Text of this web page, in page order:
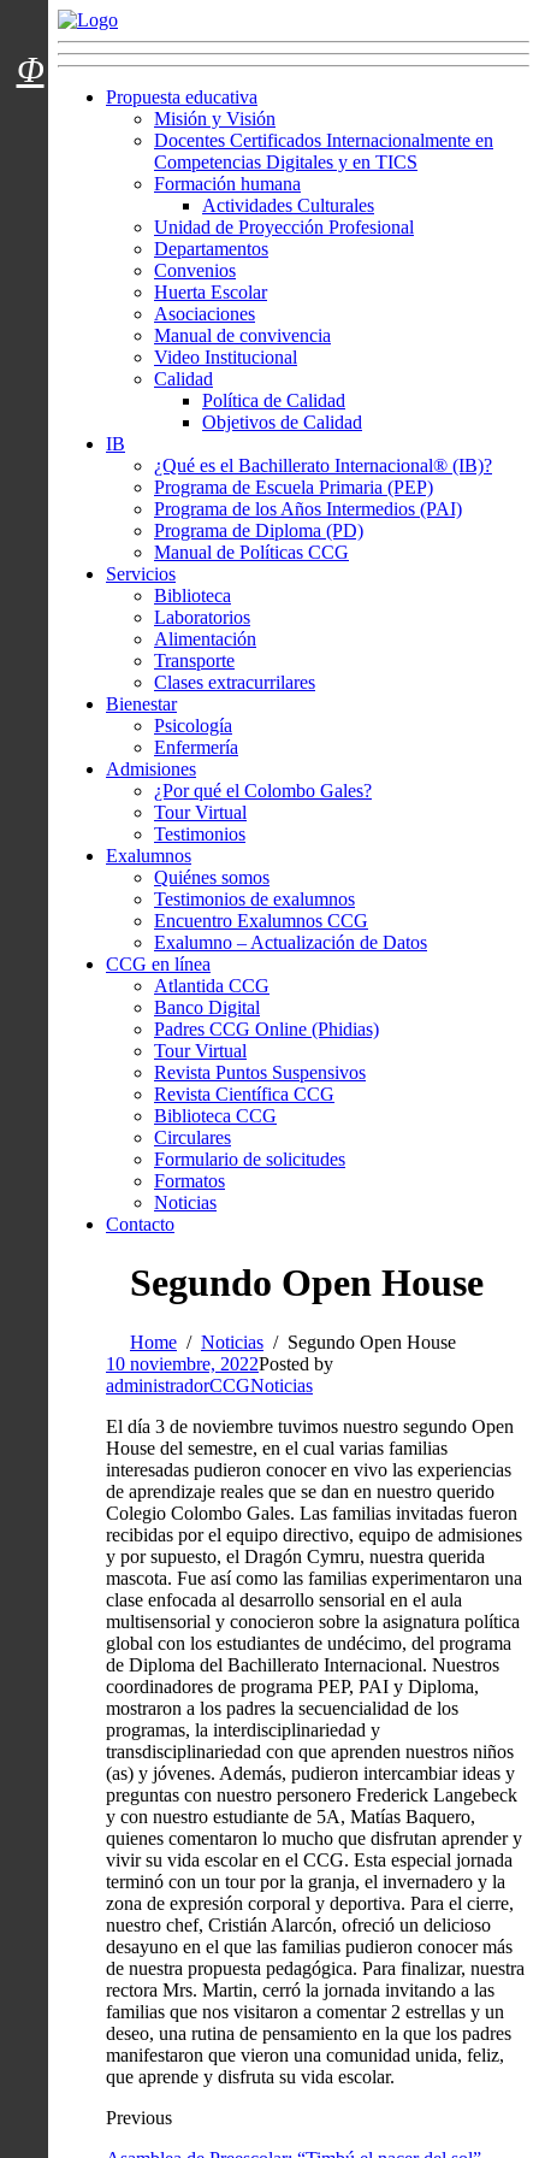
Menú usuarios
Propuesta educativa
Misión y Visión
Docentes Certificados Internacionalmente en
Competencias Digitales y en TICS
Formación humana
Actividades Culturales
Unidad de Proyección Profesional
Departamentos
Convenios
Huerta Escolar
Asociaciones
Manual de convivencia
Video Institucional
Calidad
Política de Calidad
Objetivos de Calidad
IB
¿Qué es el Bachillerato Internacional® (IB)?
Programa de Escuela Primaria (PEP)
Programa de los Años Intermedios (PAI)
Programa de Diploma (PD)
Manual de Políticas CCG
Servicios
Biblioteca
Laboratorios
Alimentación
Transporte
Clases extracurrilares
Bienestar
Psicología
Enfermería
Admisiones
¿Por qué el Colombo Gales?
Tour Virtual
Testimonios
Exalumnos
Quiénes somos
Testimonios de exalumnos
Encuentro Exalumnos CCG
Exalumno – Actualización de Datos
CCG en línea
Atlantida CCG
Banco Digital
Padres CCG Online (Phidias)
Tour Virtual
Revista Puntos Suspensivos
Revista Científica CCG
Biblioteca CCG
Circulares
Formulario de solicitudes
Formatos
Noticias
Contacto
Segundo Open House
Home Noticias
Segundo Open House
10 noviembre, 2022Posted by
administradorCCGNoticias
El día 3 de noviembre tuvimos nuestro segundo Open
House del semestre, en el cual varias familias
interesadas pudieron conocer en vivo las experiencias
de aprendizaje reales que se dan en nuestro querido
Colegio Colombo Gales. Las familias invitadas fueron
recibidas por el equipo directivo, equipo de admisiones
y por supuesto, el Dragón Cymru, nuestra querida
mascota. Fue así como las familias experimentaron una
clase enfocada al desarrollo sensorial en el aula
multisensorial y conocieron sobre la asignatura política
global con los estudiantes de undécimo, del programa
de Diploma del Bachillerato Internacional. Nuestros
coordinadores de programa PEP, PAI y Diploma,
mostraron a los padres la secuencialidad de los
programas, la interdisciplinariedad y
transdisciplinariedad con que aprenden nuestros niños
(as) y jóvenes. Además, pudieron intercambiar ideas y
preguntas con nuestro personero Frederick Langebeck
y con nuestro estudiante de 5A, Matías Baquero,
quienes comentaron lo mucho que disfrutan aprender y
vivir su vida escolar en el CCG. Esta especial jornada
terminó con un tour por la granja, el invernadero y la
zona de expresión corporal y deportiva. Para el cierre,
nuestro chef, Cristián Alarcón, ofreció un delicioso
desayuno en el que las familias pudieron conocer más
de nuestra propuesta pedagógica. Para finalizar, nuestra
rectora Mrs. Martin, cerró la jornada invitando a las
familias que nos visitaron a comentar 2 estrellas y un
deseo, una rutina de pensamiento en la que los padres
manifestaron que vieron una comunidad unida, feliz,
que aprende y disfruta su vida escolar.
Previous
Φ